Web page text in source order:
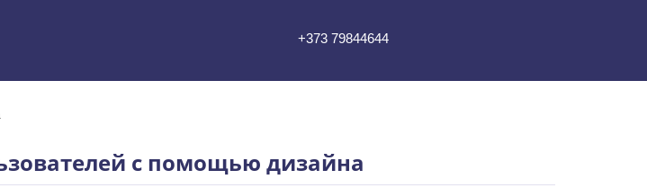
+373 79844644
с помощью дизайна